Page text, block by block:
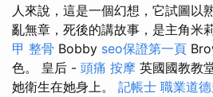
人來說，這是一個幻想，它試圖以
亂無章，死後的講故事，是主角米
甲 整骨 Bobby seo保證第一頁
色。 皇后 - 頭痛 按摩 英國國教教
她衛生在她身上。 記帳士 職業道